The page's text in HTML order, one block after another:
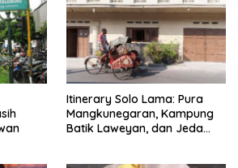
Itinerary Solo Lama: Pura
Mangkunegaran, Kampung
Batik Laweyan, dan Jeda